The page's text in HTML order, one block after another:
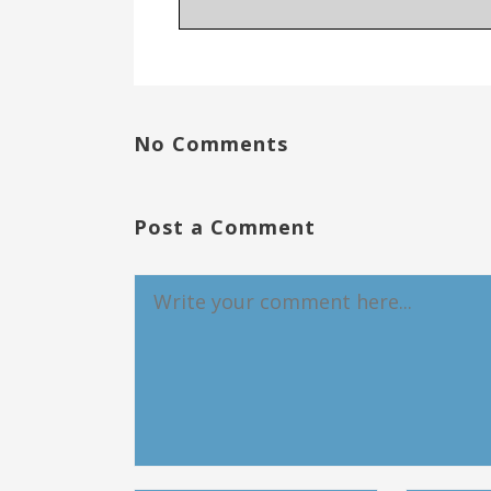
No Comments
Post a Comment